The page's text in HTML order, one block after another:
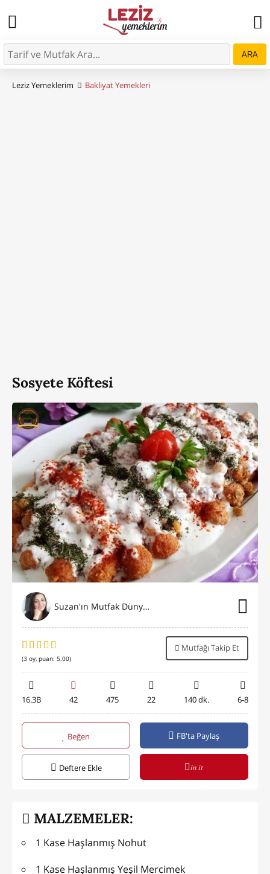
ARA
Leziz Yemeklerim Bakliyat Yemekleri
Sosyete Köftesi
Suzan'ın Mutfak Dünyası
(3 oy, puan: 5.00)
Mutfağı Takip Et
16.3B 42 475 22 140 dk. 6-8
Beğen FB'ta Paylaş
Deftere Ekle in it
MALZEMELER:
1 Kase Haşlanmış Nohut
1 Kase Haşlanmış Yeşil Mercimek